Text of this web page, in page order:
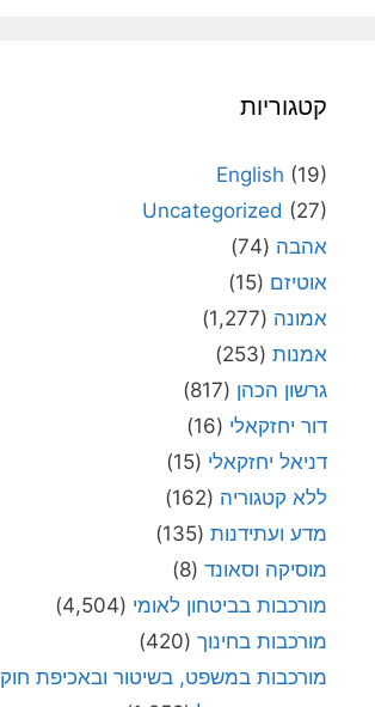
קטגוריות
English (19)
Uncategorized (27)
אהבה (74)
אוטיזם (15)
אמונה (1,277)
אמנות (253)
גרשון הכהן (817)
דור יחזקאלי (16)
דניאל יחזקאלי (15)
ללא קטגוריה (162)
מדע ועתידנות (135)
מוסיקה וסאונד (8)
מורכבות בביטחון לאומי (4,504)
מורכבות בחינוך (420)
מורכבות במשפט, בשיטור ובאכיפת חוק